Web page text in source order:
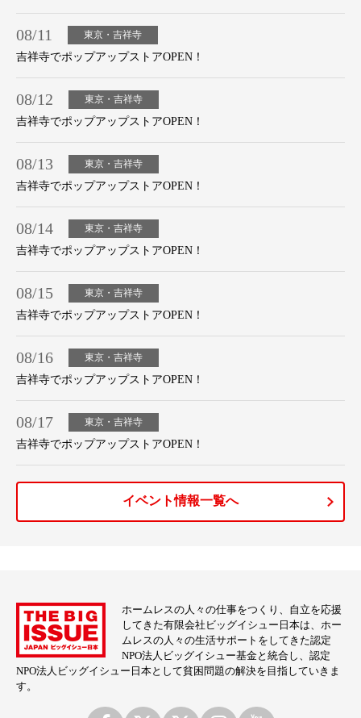
08/11 東京・吉祥寺
吉祥寺でポップアップストアOPEN！
08/12 東京・吉祥寺
吉祥寺でポップアップストアOPEN！
08/13 東京・吉祥寺
吉祥寺でポップアップストアOPEN！
08/14 東京・吉祥寺
吉祥寺でポップアップストアOPEN！
08/15 東京・吉祥寺
吉祥寺でポップアップストアOPEN！
08/16 東京・吉祥寺
吉祥寺でポップアップストアOPEN！
08/17 東京・吉祥寺
吉祥寺でポップアップストアOPEN！
イベント情報一覧へ
ホームレスの人々の仕事をつくり、自立を応援
してきた有限会社ビッグイシュー日本は、ホー
ムレスの人々の生活サポートをしてきた認定
NPO法人ビッグイシュー基金と統合し、認定
NPO法人ビッグイシュー日本として貧困問題の解決を目指していきま
す。